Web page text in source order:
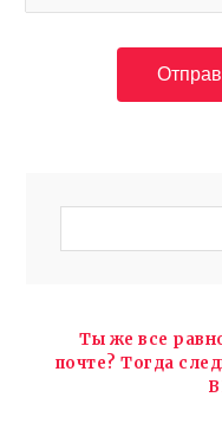
Ты же все
почте? Тогда